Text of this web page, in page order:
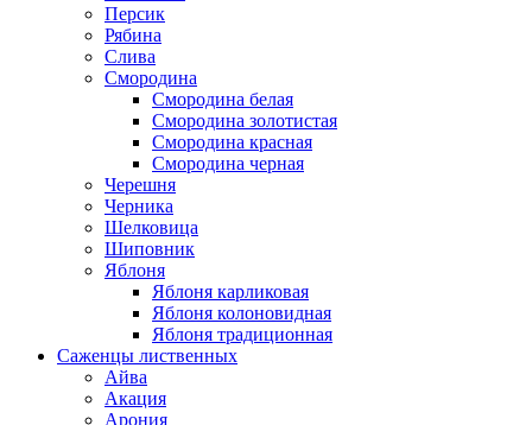
Персик
Рябина
Слива
Смородина
Смородина белая
Смородина золотистая
Смородина красная
Смородина черная
Черешня
Черника
Шелковица
Шиповник
Яблоня
Яблоня карликовая
Яблоня колоновидная
Яблоня традиционная
Саженцы лиственных
Айва
Акация
Арония